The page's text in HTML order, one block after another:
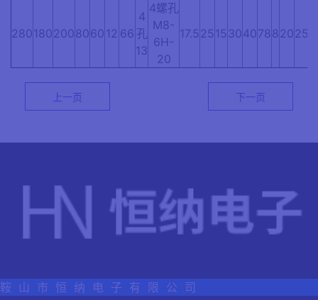
2801802008060 12 66
4
孔
13
4螺孔
M8-
6H-
20
17.5 25 15 3040 7882025
上一页 下一页
鞍 山 市 恒 纳 电 子 有 限 公 司